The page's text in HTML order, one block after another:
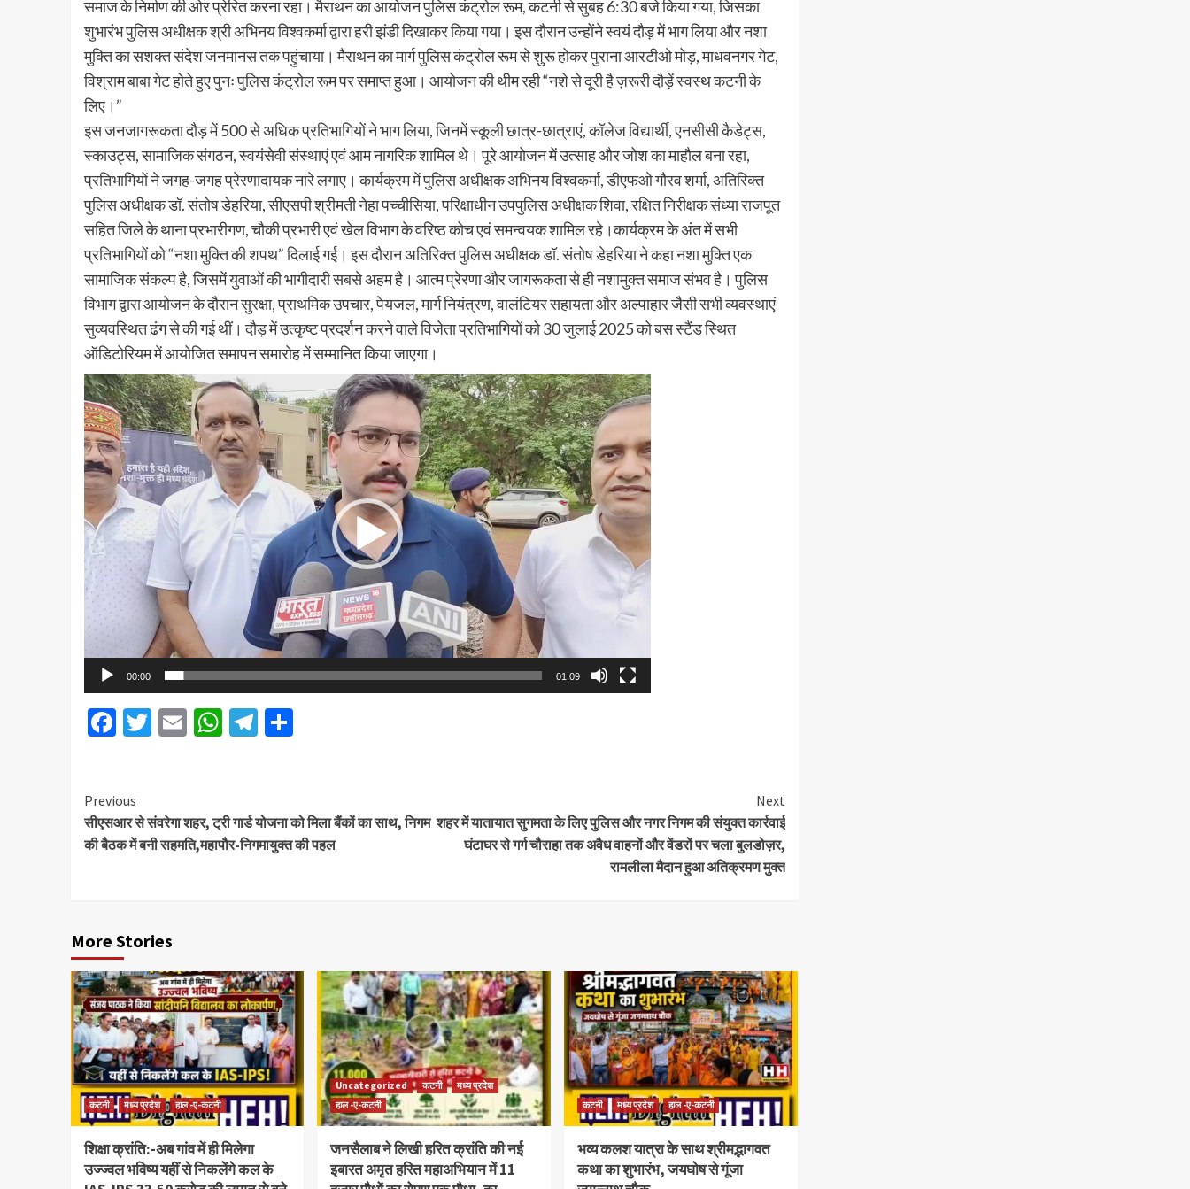
समाज के निर्माण की ओर प्रेरित करना रहा। मैराथन का आयोजन पुलिस कंट्रोल रूम, कटनी से सुबह 6:30 बजे किया गया, जिसका
शुभारंभ पुलिस अधीक्षक श्री अभिनय विश्वकर्मा द्वारा हरी झंडी दिखाकर किया गया। इस दौरान उन्होंने स्वयं दौड़ में भाग लिया और नशा
मुक्ति का सशक्त संदेश जनमानस तक पहुंचाया। मैराथन का मार्ग पुलिस कंट्रोल रूम से शुरू होकर पुराना आरटीओ मोड़, माधवनगर गेट,
विश्राम बाबा गेट होते हुए पुनः पुलिस कंट्रोल रूम पर समाप्त हुआ। आयोजन की थीम रही “नशे से दूरी है ज़रूरी दौड़ें स्वस्थ कटनी के
लिए।”
इस जनजागरूकता दौड़ में 500 से अधिक प्रतिभागियों ने भाग लिया, जिनमें स्कूली छात्र-छात्राएं, कॉलेज विद्यार्थी, एनसीसी कैडेट्स,
स्काउट्स, सामाजिक संगठन, स्वयंसेवी संस्थाएं एवं आम नागरिक शामिल थे। पूरे आयोजन में उत्साह और जोश का माहौल बना रहा,
प्रतिभागियों ने जगह-जगह प्रेरणादायक नारे लगाए। कार्यक्रम में पुलिस अधीक्षक अभिनय विश्वकर्मा, डीएफओ गौरव शर्मा, अतिरिक्त
पुलिस अधीक्षक डॉ. संतोष डेहरिया, सीएसपी श्रीमती नेहा पच्चीसिया, परिक्षाधीन उपपुलिस अधीक्षक शिवा, रक्षित निरीक्षक संध्या राजपूत
सहित जिले के थाना प्रभारीगण, चौकी प्रभारी एवं खेल विभाग के वरिष्ठ कोच एवं समन्वयक शामिल रहे।कार्यक्रम के अंत में सभी
प्रतिभागियों को “नशा मुक्ति की शपथ” दिलाई गई। इस दौरान अतिरिक्त पुलिस अधीक्षक डॉ. संतोष डेहरिया ने कहा नशा मुक्ति एक
सामाजिक संकल्प है, जिसमें युवाओं की भागीदारी सबसे अहम है। आत्म प्रेरणा और जागरूकता से ही नशामुक्त समाज संभव है। पुलिस
विभाग द्वारा आयोजन के दौरान सुरक्षा, प्राथमिक उपचार, पेयजल, मार्ग नियंत्रण, वालंटियर सहायता और अल्पाहार जैसी सभी व्यवस्थाएं
सुव्यवस्थित ढंग से की गई थीं। दौड़ में उत्कृष्ट प्रदर्शन करने वाले विजेता प्रतिभागियों को 30 जुलाई 2025 को बस स्टैंड स्थित
ऑडिटोरियम में आयोजित समापन समारोह में सम्मानित किया जाएगा।
Video
Player
00:00 01:09
Facebook
Twitter
EmailWhatsApp
Telegram
Share
Previous
सीएसआर से संवरेगा शहर, ट्री गार्ड योजना को मिला बैंकों का साथ, निगम
की बैठक में बनी सहमति,महापौर-निगमायुक्त की पहल
Next
शहर में यातायात सुगमता के लिए पुलिस और नगर निगम की संयुक्त कार्रवाई
घंटाघर से गर्ग चौराहा तक अवैध वाहनों और वेंडरों पर चला बुलडोज़र,
रामलीला मैदान हुआ अतिक्रमण मुक्त
More Stories
कटनी मध्य प्रदेश हाल -ए-कटनी
शिक्षा क्रांति:-अब गांव में ही मिलेगा
उज्ज्वल भविष्य यहीं से निकलेंगे कल के
Uncategorized कटनी
मध्य प्रदेश
हाल -ए-कटनी
जनसैलाब ने लिखी हरित क्रांति की नई
इबारत अमृत हरित महाअभियान में 11
कटनी मध्य प्रदेश हाल -ए-कटनी
भव्य कलश यात्रा के साथ श्रीमद्भागवत
कथा का शुभारंभ, जयघोष से गूंजा